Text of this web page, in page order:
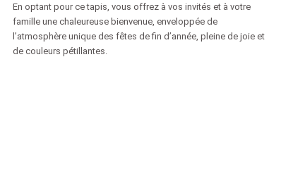
En optant pour ce tapis, vous offrez à vos invités et à votre
famille une chaleureuse bienvenue, enveloppée de
l’atmosphère unique des fêtes de fin d’année, pleine de joie et
de couleurs pétillantes.